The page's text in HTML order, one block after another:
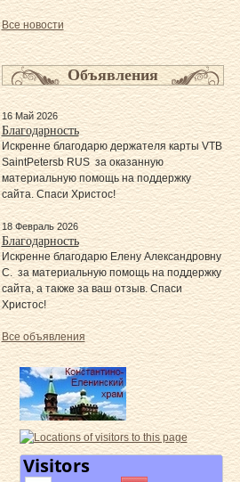
Все новости
Объявления
16 Май 2026
Благодарность
Искренне благодарю держателя карты VTB
SaintPetersb RUS за оказанную
материальную помощь на поддержку
сайта. Спаси Христос!
18 Февраль 2026
Благодарность
Искренне благодарю Елену Александровну
С. за материальную помощь на поддержку
сайта, а также за ваш отзыв. Спаси
Христос!
Все объявления